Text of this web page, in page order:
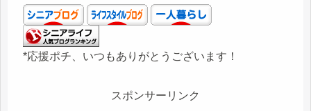
*応援ポチ、いつもありがとうございます！
スポンサーリンク